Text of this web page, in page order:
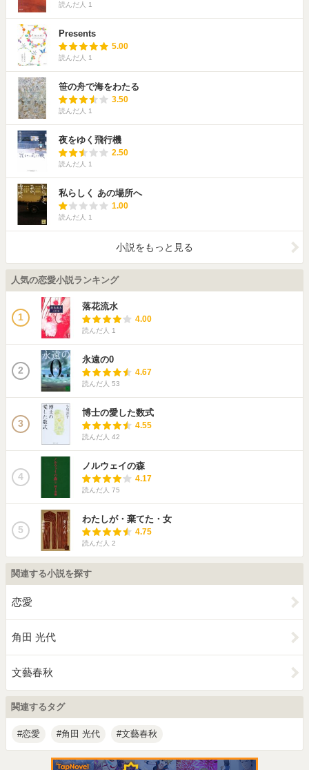
読んだ人 1
Presents
5.00
読んだ人 1
笹の舟で海をわたる
3.50
読んだ人 1
夜をゆく飛行機
2.50
読んだ人 1
私らしく あの場所へ
1.00
読んだ人 1
小説をもっと見る
人気の恋愛小説ランキング
1
落花流水
4.00
読んだ人 1
2
永遠の0
4.67
読んだ人 53
3
博士の愛した数式
4.55
読んだ人 42
4
ノルウェイの森
4.17
読んだ人 75
5
わたしが・棄てた・女
4.75
読んだ人 2
関連する小説を探す
恋愛
角田 光代
文藝春秋
関連するタグ
恋愛 角田 光代 文藝春秋